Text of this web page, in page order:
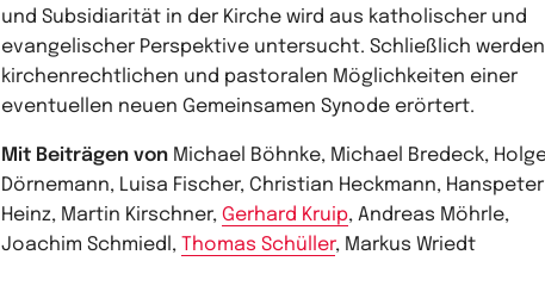
und Subsidiarität in der Kirche wird aus katholischer und
evangelischer Perspektive untersucht. Schließlich
kirchenrechtlichen und pastoralen Möglichkeiten einer
eventuellen neuen Gemeinsamen Synode erörtert.
Mit Beiträgen von Michael Böhnke, Michael Bredeck,
Dörnemann, Luisa Fischer, Christian Heckmann, Hanspeter
Heinz, Martin Kirschner, Gerhard Kruip, Andreas Möhrle,
Joachim Schmiedl, Thomas Schüller, Markus Wriedt